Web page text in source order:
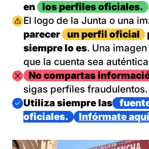
en
los perfiles oficiales.
Imagen
El logo de la Junta o una
parecer
un perfil oficial
siempre lo es. Una
que la cuenta sea
ImagenNo compartas
sigas perfiles fraudulentos.
Imagen
Utiliza siempre las
oficiales.
Infórmate aquí